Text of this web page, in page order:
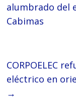
alumbrado del
Cabimas
CORPOELEC
eléctrico en
→